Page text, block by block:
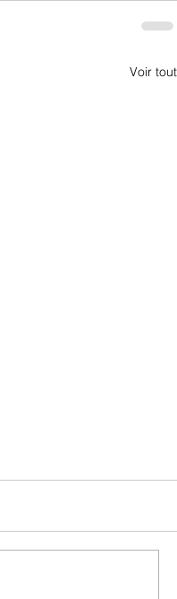
Voir tout